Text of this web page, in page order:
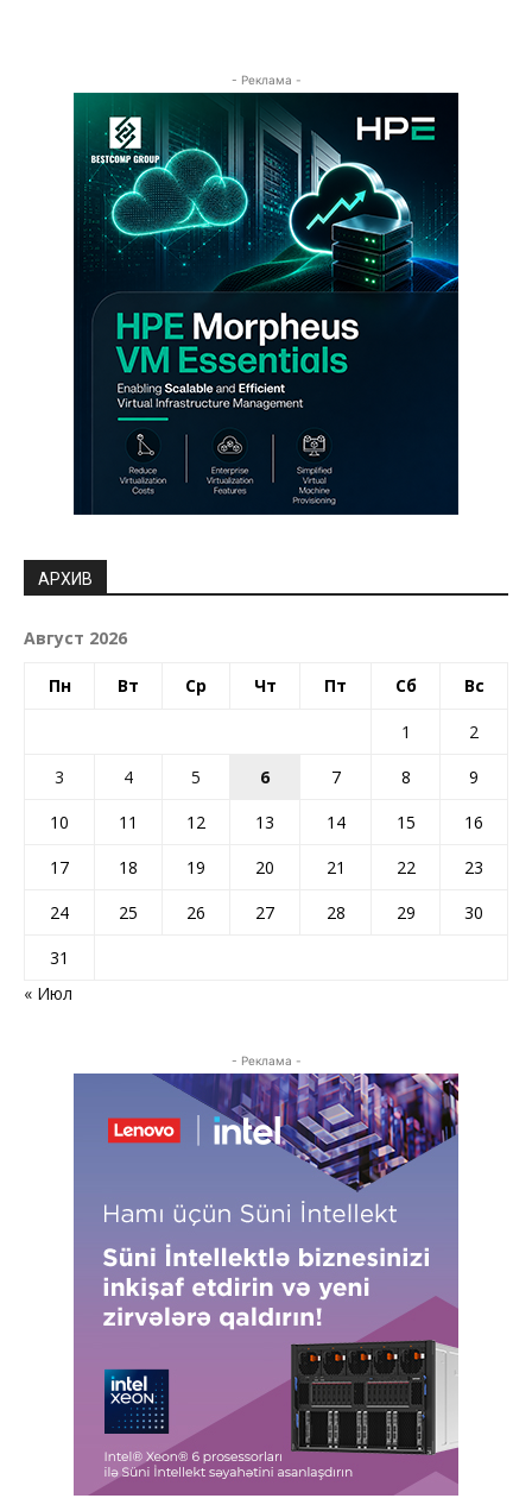
- Реклама -
АРХИВ
Август 2026
Пн Вт Ср Чт Пт Сб Вс
1
2
3
4 5 6 7 8
9
10
11 12 13 14 15
16
17
18 19 20 21 22
23
24
25 26 27 28 29
30
31
« Июл
- Реклама -